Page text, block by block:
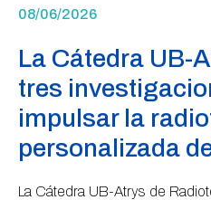
08/06/2026
La Cátedra UB-
tres
impulsar la
personalizada
La Cátedra UB-Atrys de